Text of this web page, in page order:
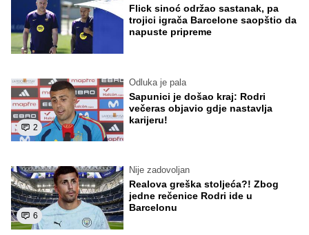
Flick sinoć održao sastanak, pa
trojici igrača Barcelone saopštio da
napuste pripreme
2
Odluka je pala
Sapunici je došao kraj: Rodri
večeras objavio gdje nastavlja
karijeru!
6
Nije zadovoljan
Realova greška stoljeća?! Zbog
jedne rečenice Rodri ide u
Barcelonu